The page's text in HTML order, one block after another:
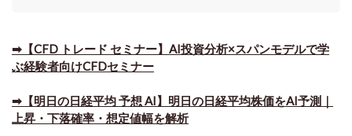
➡【CFD トレード セミナー】AI投資分析×スパンモデルで学
ぶ経験者向けCFDセミナー
➡【明日の日経平均 予想 AI】明日の日経平均株価をAI予測｜
上昇・下落確率・想定値幅を解析